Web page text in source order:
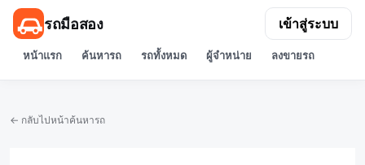
รถมือสอง
หน้าแรก ค้นหารถ รถทั้งหมด ผู้จำหน่าย ลงขายรถ
เข้าสู่ระบบ
← กลับไปหน้าค้นหารถ